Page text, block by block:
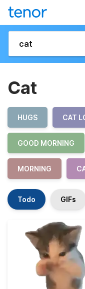
Cat
HUGS CAT
GOOD MORNING
MORNING
Todo GIFs